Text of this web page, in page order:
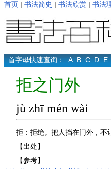
首页 | 书法简史 | 书法欣赏 | 书法
首字母快速查询： A B C D E
拒之门外
jù zhī mén wài
拒：拒绝。把人挡在门外，不
【出处】
【参考】